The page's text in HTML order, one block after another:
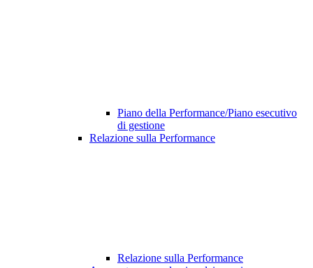
Piano della Performance/Piano esecutivo
di gestione
Relazione sulla Performance
Relazione sulla Performance